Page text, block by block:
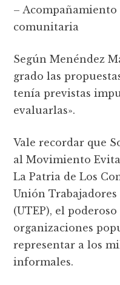
–
comunitaria
Según Menéndez
grado las
tenía previstas
evaluarlas».
Vale recordar que
al Movimiento
La Patria de Los
Unión
(UTEP), el
organizaciones
representar a los
informales.